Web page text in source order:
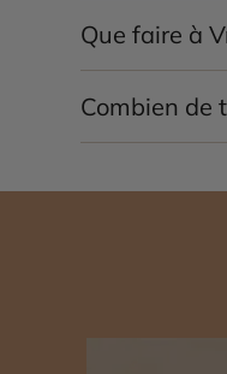
Que faire à
Combien de